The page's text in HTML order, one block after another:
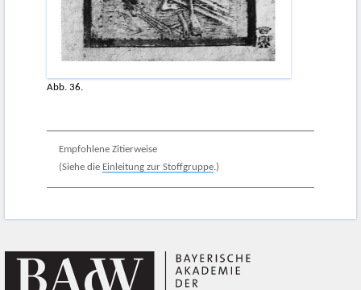
Abb. 36.
Empfohlene Zitierweise
(Siehe die Einleitung zur Stoffgruppe.)